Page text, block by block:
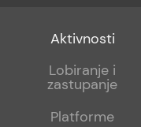
Footer
sub
Aktivnosti
Lobiranje i
zastupanje
Platforme